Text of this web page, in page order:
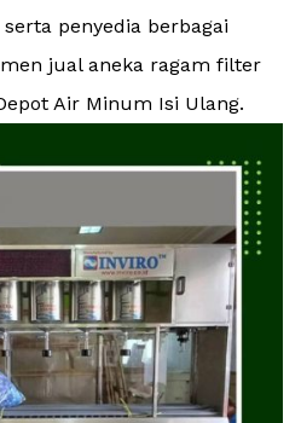
penyedia berbagai
jual aneka ragam filter
Air Minum Isi Ulang.